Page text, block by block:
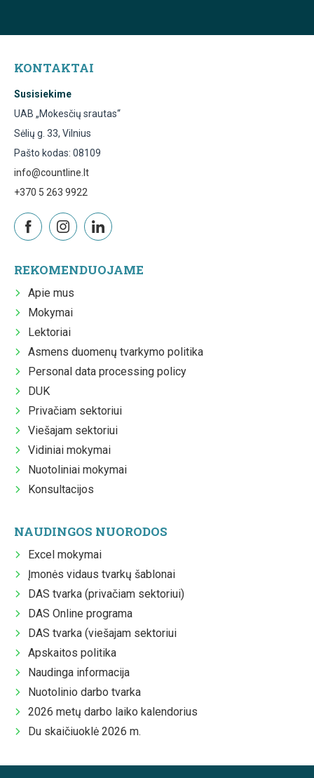
KONTAKTAI
Susisiekime
UAB „Mokesčių srautas“
Sėlių g. 33, Vilnius
Pašto kodas: 08109
info@countline.lt
+370 5 263 9922
REKOMENDUOJAME
Apie mus
Mokymai
Lektoriai
Asmens duomenų tvarkymo politika
Personal data processing policy
DUK
Privačiam sektoriui
Viešajam sektoriui
Vidiniai mokymai
Nuotoliniai mokymai
Konsultacijos
NAUDINGOS NUORODOS
Excel mokymai
Įmonės vidaus tvarkų šablonai
DAS tvarka (privačiam sektoriui)
DAS Online programa
DAS tvarka (viešajam sektoriui
Apskaitos politika
Naudinga informacija
Nuotolinio darbo tvarka
2026 metų darbo laiko kalendorius
Du skaičiuoklė 2026 m.